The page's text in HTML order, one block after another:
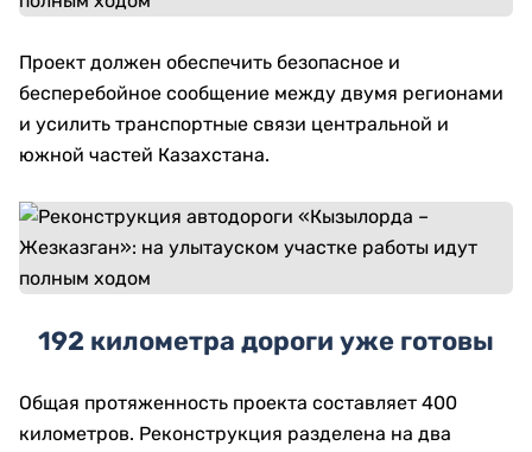
Проект должен обеспечить безопасное и
бесперебойное сообщение между двумя регионами
и усилить транспортные связи центральной и
южной частей Казахстана.
192 километра дороги уже готовы
Общая протяженность проекта составляет 400
километров. Реконструкция разделена на два